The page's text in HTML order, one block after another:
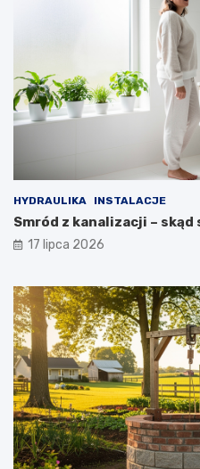
HYDRAULIKA INSTALACJE
Smród z kanalizacji –
17 lipca 2026